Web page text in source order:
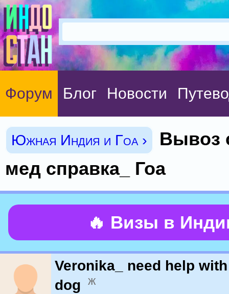
Форум Блог Новости
Южная Индия и Гоа ›
Вывоз
мед справка_ Гоа
🔥 Визы в
Veronika_ need help
dog ж